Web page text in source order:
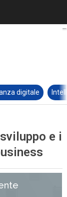
digitale
e i